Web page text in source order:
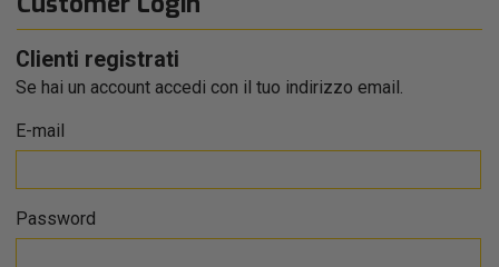
Clienti registrati
Se hai un account accedi con il tuo indirizzo email.
E-mail
Password